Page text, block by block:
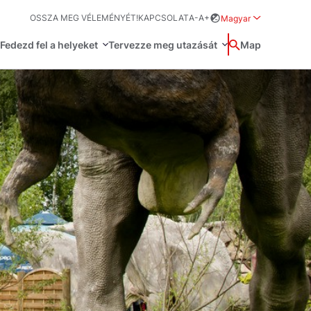
OSSZA MEG VÉLEMÉNYÉT!KAPCSOLATA-A+
Magyar
Fedezd fel a helyeket Tervezze meg utazását Wyszukaj
Map
日本語
Svenska